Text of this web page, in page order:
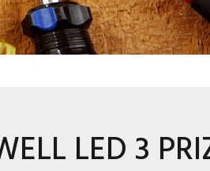
LED 3